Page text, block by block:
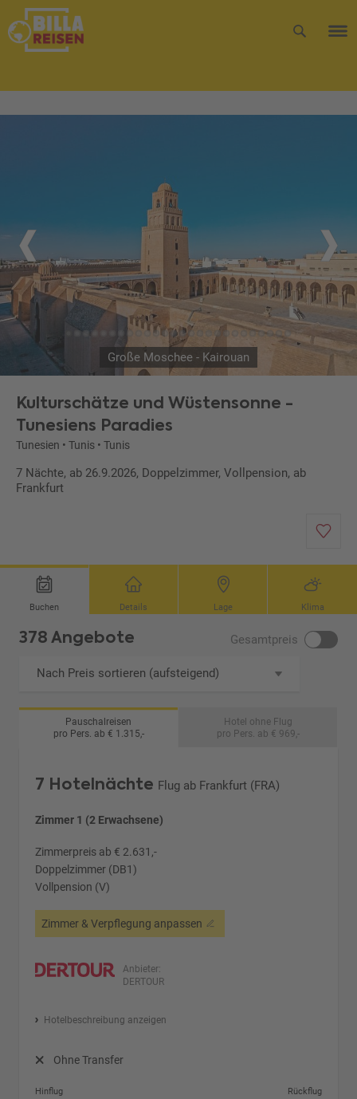
Große Moschee - Kairouan
Kulturschätze und Wüstensonne -
Tunesiens Paradies
Tunesien • Tunis • Tunis
7 Nächte, ab 26.9.2026, Doppelzimmer, Vollpension, ab
Frankfurt
Buchen Details Lage Klima
378 Angebote Gesamtpreis
Nach Preis sortieren (aufsteigend)
Pauschalreisen
pro Pers. ab € 1.315,-
Hotel ohne Flug
pro Pers. ab € 969,-
7 Hotelnächte Flug ab Frankfurt (FRA)
Zimmer 1 (2 Erwachsene)
Zimmerpreis ab € 2.631,-
Doppelzimmer (DB1)
Vollpension (V)
Zimmer & Verpflegung anpassen
Anbieter:
DERTOUR
Hotelbeschreibung anzeigen
Ohne Transfer
Hinflug
Rückflug